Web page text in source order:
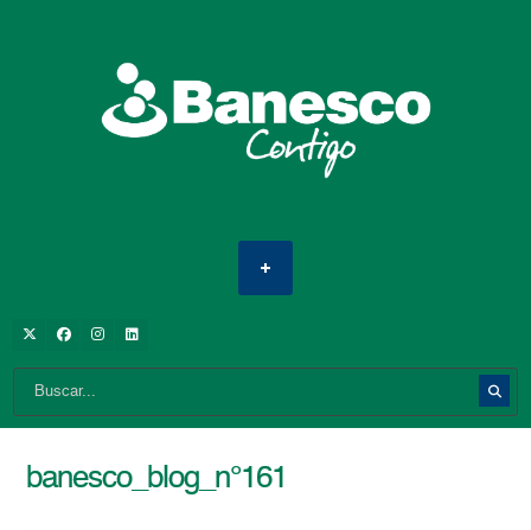
banesco_blog_n°161